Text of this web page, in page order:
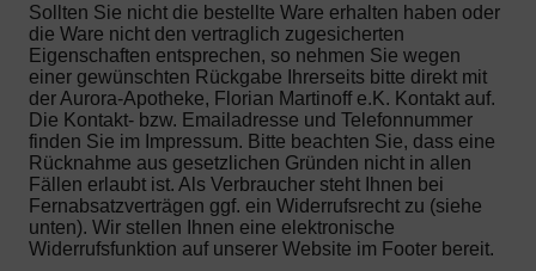
Sollten Sie nicht die bestellte Ware erhalten haben oder
die Ware nicht den vertraglich zugesicherten
Eigenschaften entsprechen, so nehmen Sie wegen
einer gewünschten Rückgabe Ihrerseits bitte direkt mit
der Aurora-Apotheke, Florian Martinoff e.K. Kontakt auf.
Die Kontakt- bzw. Emailadresse und Telefonnummer
finden Sie im Impressum. Bitte beachten Sie, dass eine
Rücknahme aus gesetzlichen Gründen nicht in allen
Fällen erlaubt ist. Als Verbraucher steht Ihnen bei
Fernabsatzverträgen ggf. ein Widerrufsrecht zu (siehe
unten). Wir stellen Ihnen eine elektronische
Widerrufsfunktion auf unserer Website im Footer bereit.